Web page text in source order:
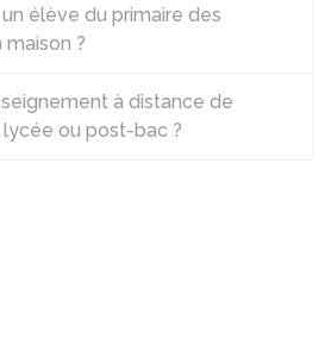
élève du primaire des
maison ?
à distance de
ou post-bac ?